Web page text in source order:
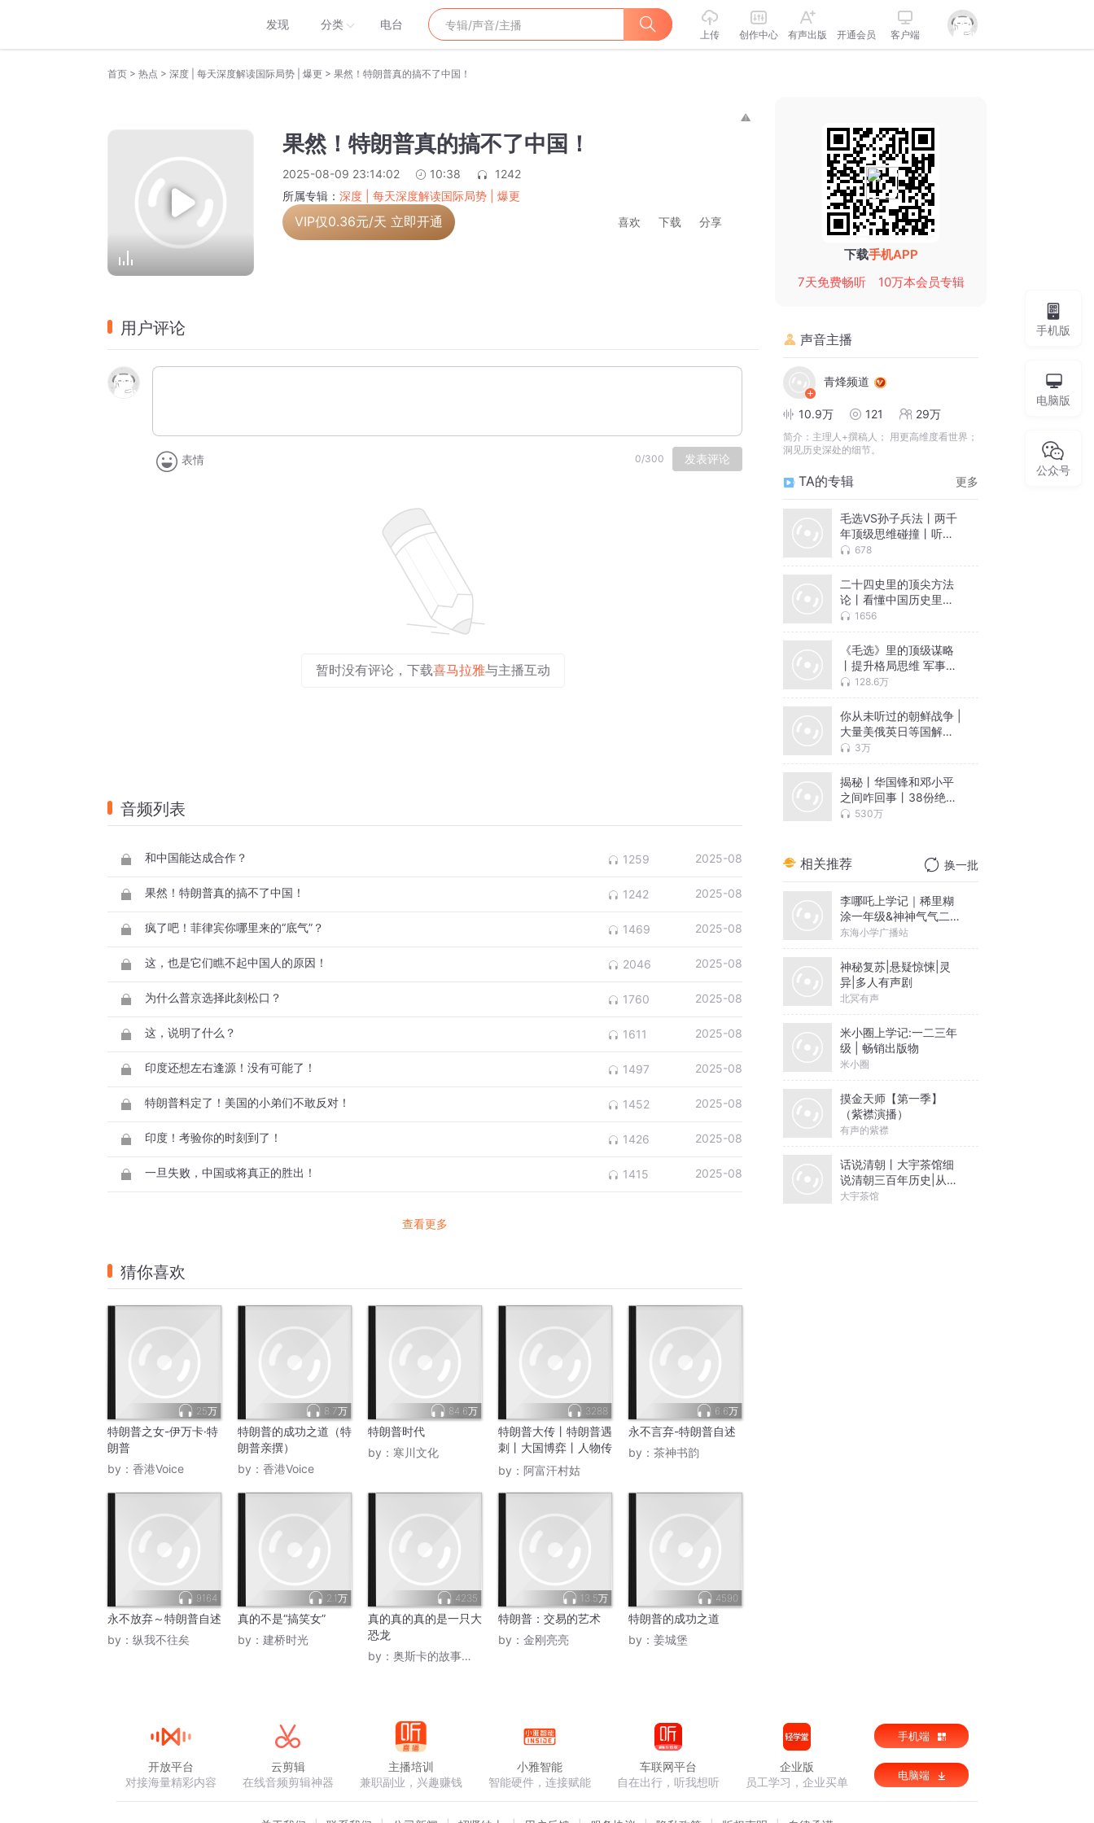
发现 分类 电台
上传 创作中心 有声出版 开通会员 客户端
首页 > 热点 > 深度 | 每天深度解读国际局势 | 爆更 > 果然！特朗普真的搞不了中国！
果然！特朗普真的搞不了中国！
2025-08-09 23:14:02 10:38
1242
所属专辑： 深度 | 每天深度解读国际局势 | 爆更
VIP仅0.36元/天 立即开通 喜欢 下载 分享
用户评论
表情 0/300 发表评论
暂时没有评论，下载喜马拉雅与主播互动
音频列表
和中国能达成合作？ 1259 2025-08
果然！特朗普真的搞不了中国！ 1242 2025-08
疯了吧！菲律宾你哪里来的“底气”？ 1469 2025-08
这，也是它们瞧不起中国人的原因！ 2046 2025-08
为什么普京选择此刻松口？ 1760 2025-08
这，说明了什么？ 1611 2025-08
印度还想左右逢源！没有可能了！ 1497 2025-08
特朗普料定了！美国的小弟们不敢反对！ 1452 2025-08
印度！考验你的时刻到了！ 1426 2025-08
一旦失败，中国或将真正的胜出！ 1415 2025-08
查看更多
猜你喜欢
25万
特朗普之女-伊万卡·特
朗普
by： 香港Voice
8.7万
特朗普的成功之道（特
朗普亲撰）
by： 香港Voice
84.6万
特朗普时代
by： 寒川文化
3288
特朗普大传丨特朗普遇
刺丨大国博弈丨人物传
记
by： 阿富汗村姑
6.6万
永不言弃-特朗普自述
by： 茶神书韵
9164
永不放弃～特朗普自述
by： 纵我不往矣
2.1万
真的不是“搞笑女”
by： 建桥时光
4235
真的真的真的是一只大
恐龙
by： 奥斯卡的故事城堡
13.5万
特朗普：交易的艺术
by： 金刚亮亮
4590
特朗普的成功之道
by： 姜城堡
下载手机APP
7天免费畅听
10万本会员专辑
声音主播
青烽频道
10.9万 121 29万
简介： 主理人+撰稿人； 用更高维度看世界；
洞见历史深处的细节。
TA的专辑 更多
毛选VS孙子兵法丨两千
年顶级思维碰撞丨听完
格局炸裂
678
二十四史里的顶尖方法
论丨看懂中国历史里的
人性铁律 高情商处事 活
1656
《毛选》里的顶级谋略
丨提升格局思维 军事政
治商业谋略 为人处世秘
人生开挂必听
128.6万
你从未听过的朝鲜战争 |
大量美俄英日等国解密
文件3万
揭秘丨华国锋和邓小平
之间咋回事丨38份绝密
文件曝光
530万
相关推荐 换一批
李哪吒上学记｜稀里糊
涂一年级&神神气气二年
级
东海小学广播站
神秘复苏|悬疑惊悚|灵
异|多人有声剧
北冥有声
米小圈上学记:一二三年
级 | 畅销出版物
米小圈
摸金天师【第一季】
（紫襟演播）
有声的紫襟
话说清朝丨大宇茶馆细
说清朝三百年历史|从努
尔哈赤到末代皇帝溥仪|
大宇茶馆
手机版
电脑版
公众号
开放平台
对接海量精彩内容
云剪辑
在线音频剪辑神器
主播培训
兼职副业，兴趣赚钱
小雅智能
智能硬件，连接赋能
车联网平台
自在出行，听我想听
企业版
员工学习，企业买单
手机端
电脑端